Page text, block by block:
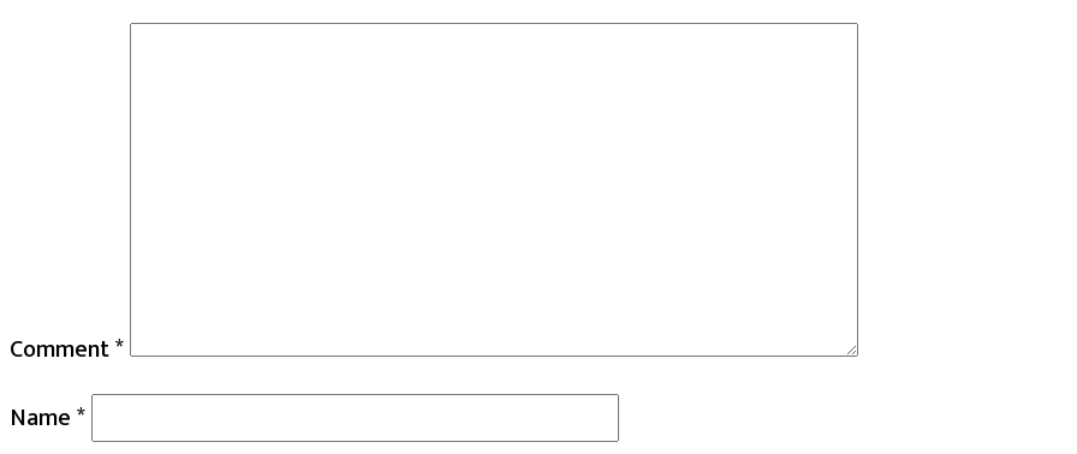
Comment*
Name*